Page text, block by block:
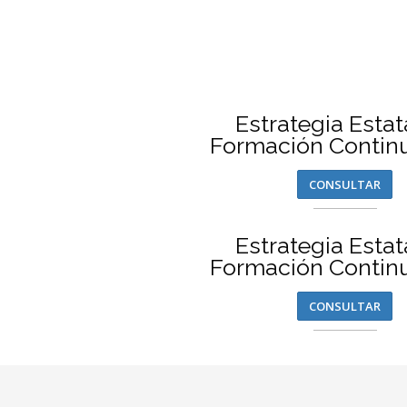
Estrategia
Formación
CONSULTAR
Estrategia
Formación
CONSULTAR